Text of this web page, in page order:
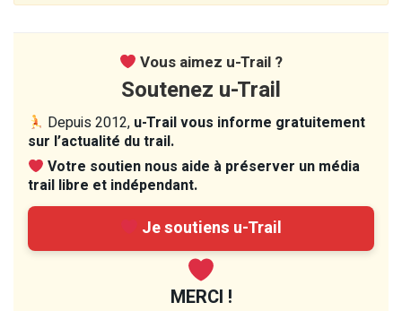
Vous aimez u-Trail ?
Soutenez u-Trail
Depuis 2012, u-Trail vous informe gratuitement
sur l’actualité du trail.
Votre soutien nous aide à préserver un média
trail libre et indépendant.
Je soutiens u-Trail
MERCI !